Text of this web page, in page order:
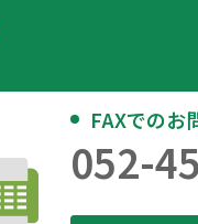
FAXでのお
052-